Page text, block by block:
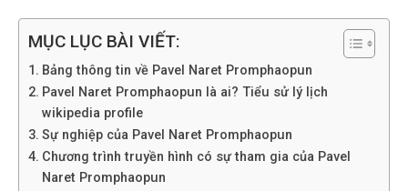
MỤC LỤC BÀI VIẾT:
Bảng thông tin về Pavel Naret Promphaopun
Pavel Naret Promphaopun là ai? Tiểu sử lý lịch
wikipedia profile
Sự nghiệp của Pavel Naret Promphaopun
Chương trình truyền hình có sự tham gia của Pavel
Naret Promphaopun